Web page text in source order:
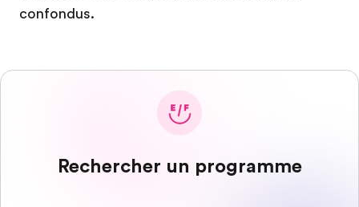
confondus.
Rechercher un programme